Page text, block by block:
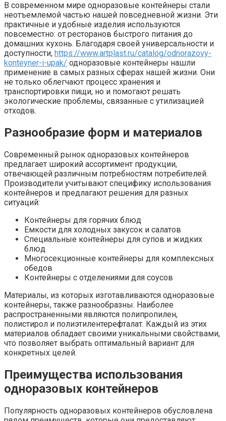
В современном мире одноразовые контейнеры стали
неотъемлемой частью нашей повседневной жизни. Эти
практичные и удобные изделия используются
повсеместно: от ресторанов быстрого питания до
домашних кухонь. Благодаря своей универсальности и
доступности, https://www.artplast.ru/catalog/odnorazovy-
konteyner-i-upak/ одноразовые контейнеры нашли
применение в самых разных сферах нашей жизни. Они
не только облегчают процесс хранения и
транспортировки пищи, но и помогают решать
экологические проблемы, связанные с утилизацией
отходов.
Разнообразие форм и материалов
Современный рынок одноразовых контейнеров
предлагает широкий ассортимент продукции,
отвечающей различным потребностям потребителей.
Производители учитывают специфику использования
контейнеров и предлагают решения для разных
ситуаций:
Контейнеры для горячих блюд
Емкости для холодных закусок и салатов
Специальные контейнеры для супов и жидких
блюд
Многосекционные контейнеры для комплексных
обедов
Контейнеры с отделениями для соусов
Материалы, из которых изготавливаются одноразовые
контейнеры, также разнообразны. Наиболее
распространенными являются полипропилен,
полистирол и полиэтилентерефталат. Каждый из этих
материалов обладает своими уникальными свойствами,
что позволяет выбрать оптимальный вариант для
конкретных целей.
Преимущества использования
одноразовых контейнеров
Популярность одноразовых контейнеров обусловлена